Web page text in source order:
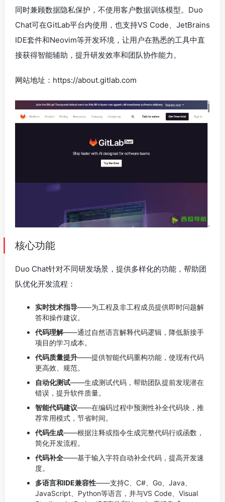
同时兼顾数据隐私保护，不使用客户数据训练模型。Duo
Chat可在GitLab平台内使用，也支持VS Code、JetBrains
IDE套件和Neovim等开发环境，让用户在熟悉的工具中直
接获得智能辅助，提升研发效率和团队协作能力。
网站地址：https://about.gitlab.com
核心功能
Duo Chat针对不同研发场景，提供多样化的功能，帮助团
队优化开发流程：
实时技术指导——为工程及非工程成员提供即时问题解
答和操作建议。
代码理解——通过自然语言解释代码逻辑，降低新接手
项目的学习成本。
代码质量提升——提供智能代码重构功能，使现有代码
更高效、规范。
自动化测试——生成测试代码，帮助团队提前发现潜在
错误，提升软件质量。
智能代码建议——在编码过程中预测性补全代码块，推
荐常用模式，节省时间。
代码生成——根据注释或指令生成完整代码行或函数，
简化开发流程。
代码补全——基于输入字符自动补全代码，提高开发速
度。
多语言和IDE兼容性——支持C、C#、Go、Java、
JavaScript、Python等语言，并与VS Code、Visual